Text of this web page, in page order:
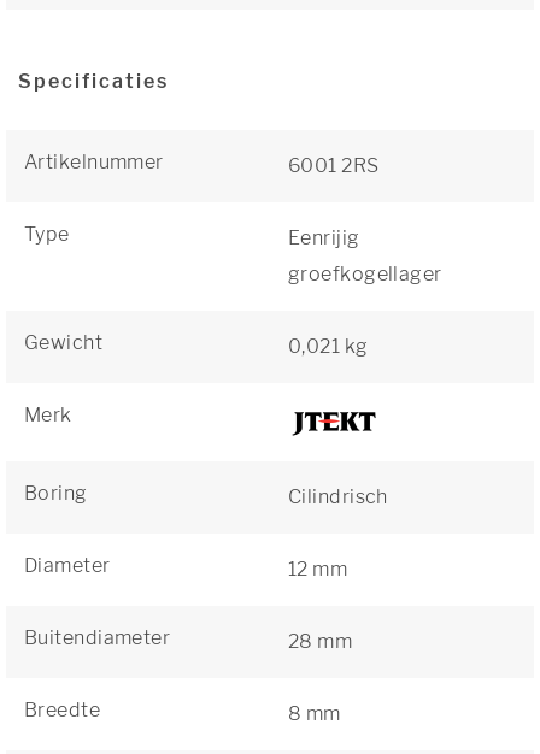
Specificaties
Artikelnummer 6001 2RS
Type
Eenrijig
groefkogellager
Gewicht 0,021 kg
Merk
Boring Cilindrisch
Diameter 12 mm
Buitendiameter 28 mm
Breedte 8 mm